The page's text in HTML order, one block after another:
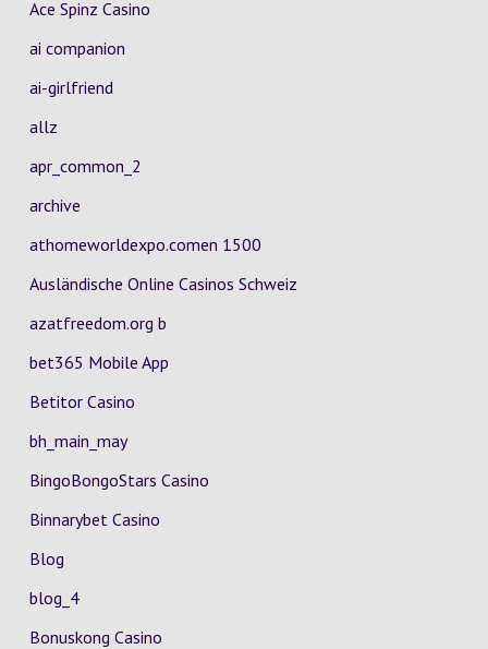
Ace Spinz Casino
ai companion
ai-girlfriend
allz
apr_common_2
archive
athomeworldexpo.comen 1500
Ausländische Online Casinos Schweiz
azatfreedom.org b
bet365 Mobile App
Betitor Casino
bh_main_may
BingoBongoStars Casino
Binnarybet Casino
Blog
blog_4
Bonuskong Casino